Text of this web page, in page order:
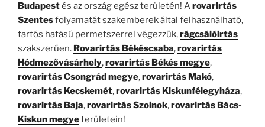
Budapestés az ország egész területén! Arovarirtás
Szentesfolyamatát szakemberek által felhasználható,
tartós hatású permetszerrel végezzük,rágcsálóirtás
szakszerűen. Rovarirtás Békéscsaba,rovarirtás
Hódmezővásárhely,rovarirtás Békés megye,
rovarirtás Csongrád megye,rovarirtás Makó,
rovarirtás Kecskemét,rovarirtás Kiskunfélegyháza,
rovarirtás Baja,rovarirtás Szolnok,rovarirtás Bács-
Kiskun megyeterületein!